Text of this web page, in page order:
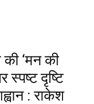
की ‘मन की
स्पष्ट दृष्टि
: राकेश